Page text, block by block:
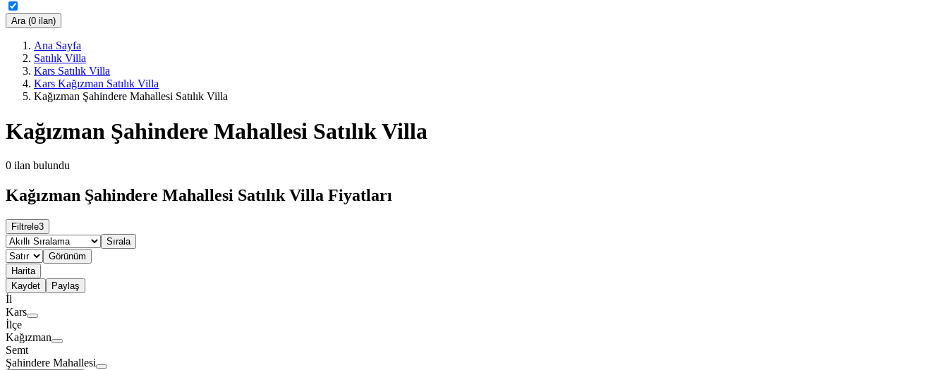
Ara (0 ilan)
Ana Sayfa
Satılık Villa
Kars Satılık Villa
Kars Kağızman Satılık Villa
Kağızman Şahindere Mahallesi Satılık Villa
Kağızman Şahindere Mahallesi Satılık Villa
0 ilan bulundu
Kağızman Şahindere Mahallesi Satılık Villa Fiyatları
Filtrele3
Sırala
Görünüm
Harita
Kaydet
Paylaş
İl
Kars
İlçe
Kağızman
Semt
Şahindere Mahallesi